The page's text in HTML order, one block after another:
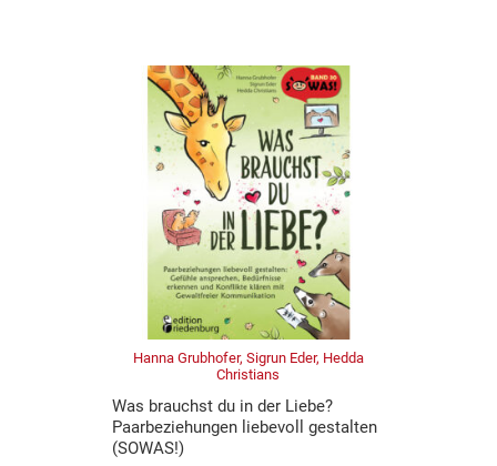
Hanna Grubhofer, Sigrun Eder, Hedda
Christians
Was brauchst du in der Liebe?
Paarbeziehungen liebevoll gestalten
(SOWAS!)